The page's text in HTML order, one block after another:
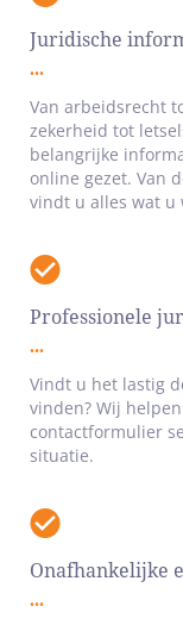
Juridische
Van arbeidsrecht
zekerheid tot
belangrijke
online gezet. Van
vindt u alles wat u
Professionele
Vindt u het lastig
vinden? Wij
contactformulier
situatie.
Onafhankelijke